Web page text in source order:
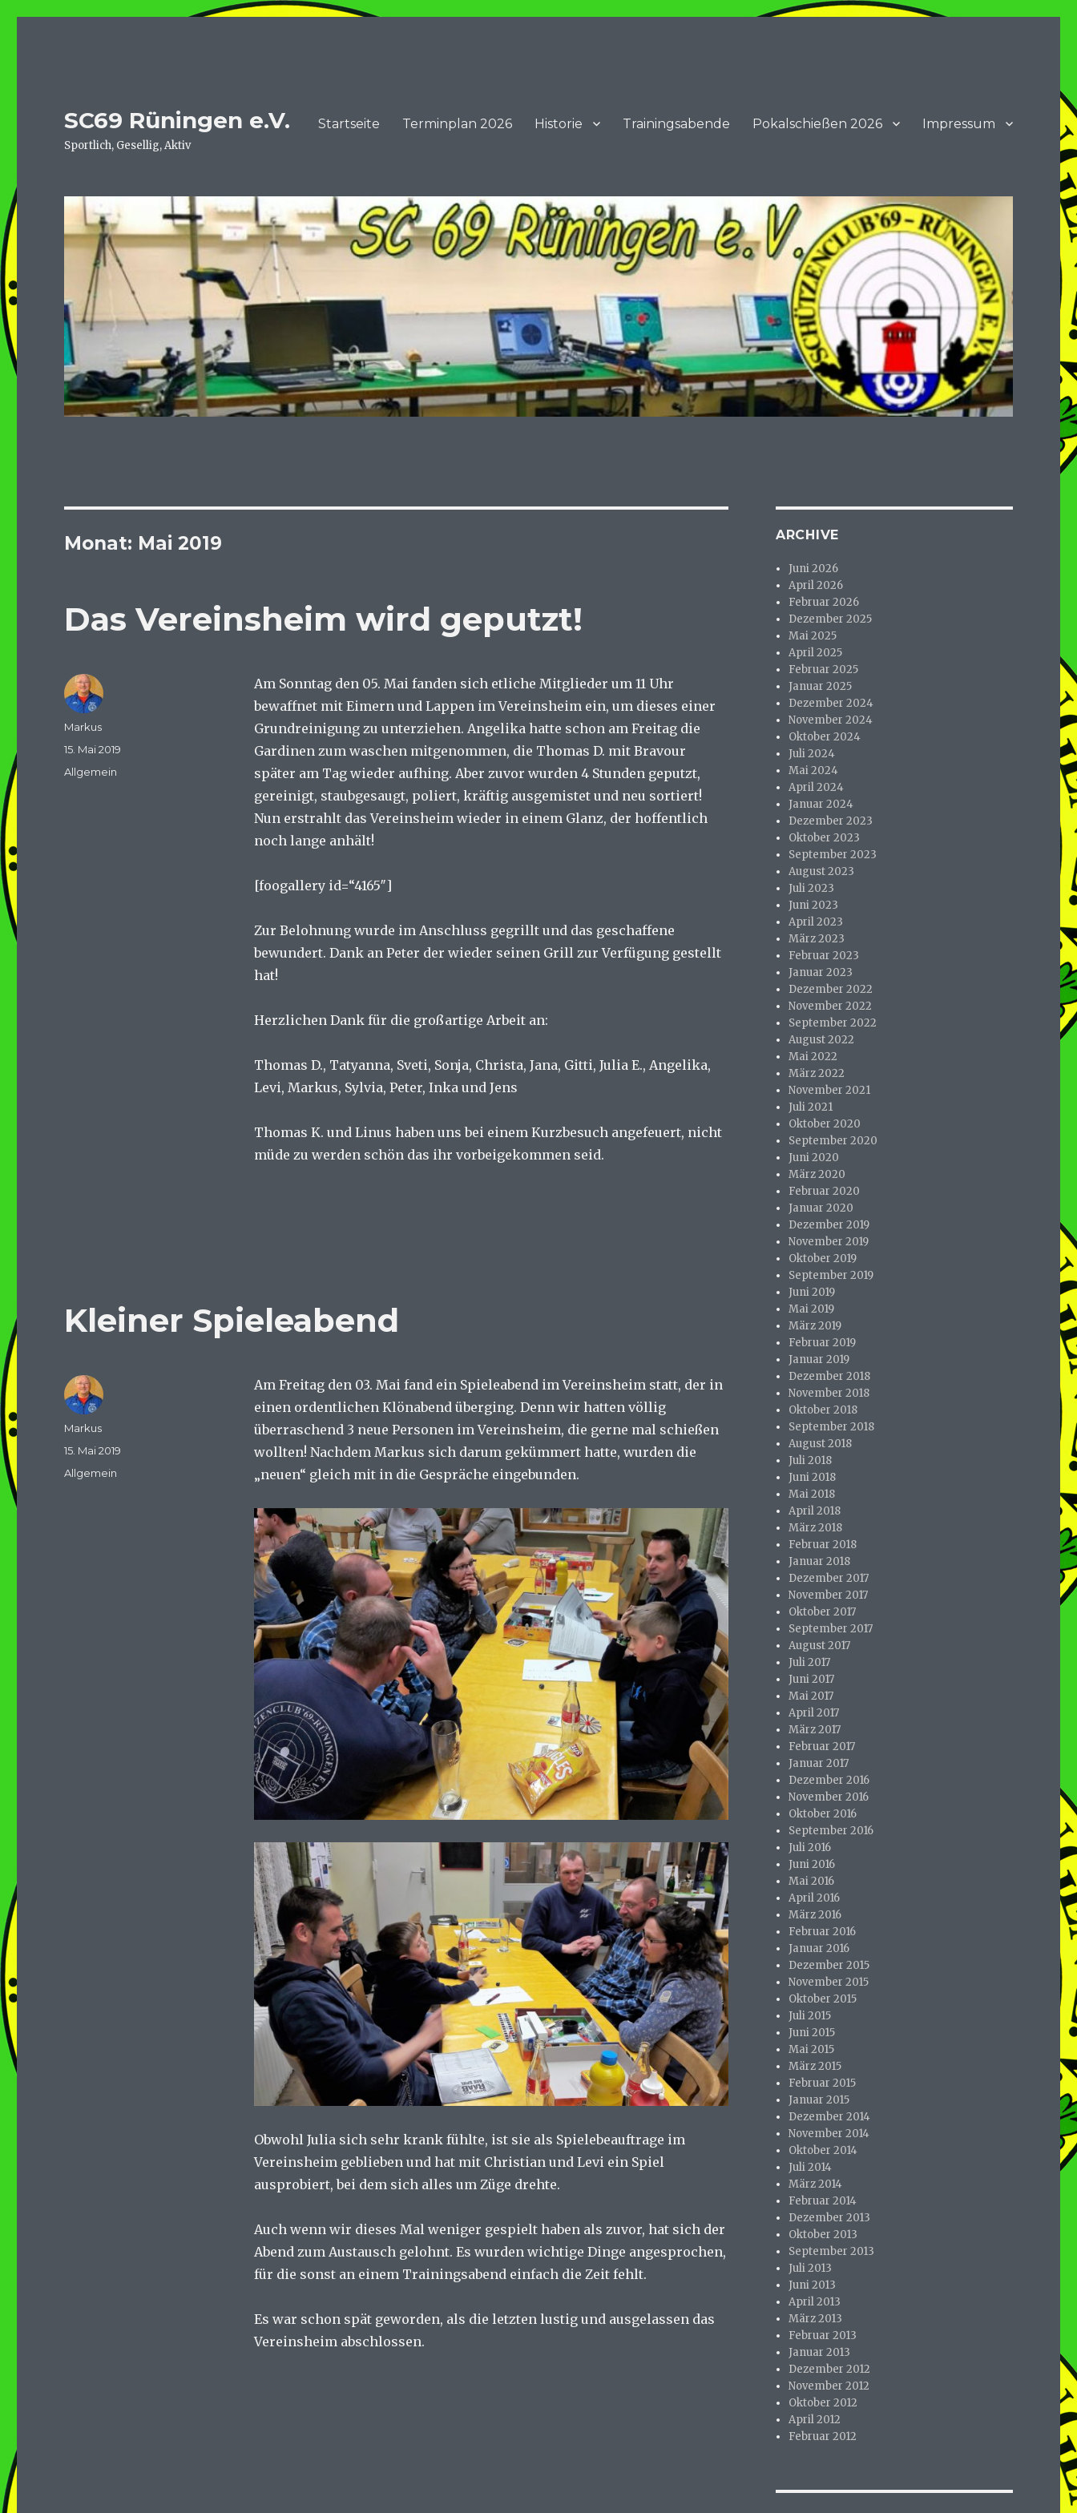
SC69 Rüningen e.V.
Sportlich, Gesellig, Aktiv
Startseite Terminplan 2026 Historie Trainingsabende Pokalschießen 2026 Impressum
Monat: Mai 2019
Das Vereinsheim wird geputzt!
Am Sonntag den 05. Mai fanden sich etliche Mitglieder um 11 Uhr
bewaffnet mit Eimern und Lappen im Vereinsheim ein, um dieses einer
Grundreinigung zu unterziehen. Angelika hatte schon am Freitag die
Gardinen zum waschen mitgenommen, die Thomas D. mit Bravour
später am Tag wieder aufhing. Aber zuvor wurden 4 Stunden geputzt,
gereinigt, staubgesaugt, poliert, kräftig ausgemistet und neu sortiert!
Nun erstrahlt das Vereinsheim wieder in einem Glanz, der hoffentlich
noch lange anhält!
[foogallery id=“4165″]
Zur Belohnung wurde im Anschluss gegrillt und das geschaffene
bewundert. Dank an Peter der wieder seinen Grill zur Verfügung gestellt
hat!
Herzlichen Dank für die großartige Arbeit an:
Thomas D., Tatyanna, Sveti, Sonja, Christa, Jana, Gitti, Julia E., Angelika,
Levi, Markus, Sylvia, Peter, Inka und Jens
Thomas K. und Linus haben uns bei einem Kurzbesuch angefeuert, nicht
müde zu werden schön das ihr vorbeigekommen seid.
Autor
Markus
Veröffentlicht
am
15. Mai 2019
Kategorien
Allgemein
Kleiner Spieleabend
Am Freitag den 03. Mai fand ein Spieleabend im Vereinsheim statt, der in
einen ordentlichen Klönabend überging. Denn wir hatten völlig
überraschend 3 neue Personen im Vereinsheim, die gerne mal schießen
wollten! Nachdem Markus sich darum gekümmert hatte, wurden die
„neuen“ gleich mit in die Gespräche eingebunden.
Obwohl Julia sich sehr krank fühlte, ist sie als Spielebeauftrage im
Vereinsheim geblieben und hat mit Christian und Levi ein Spiel
ausprobiert, bei dem sich alles um Züge drehte.
Auch wenn wir dieses Mal weniger gespielt haben als zuvor, hat sich der
Abend zum Austausch gelohnt. Es wurden wichtige Dinge angesprochen,
für die sonst an einem Trainingsabend einfach die Zeit fehlt.
Es war schon spät geworden, als die letzten lustig und ausgelassen das
Vereinsheim abschlossen.
Autor
Markus
Veröffentlicht
am
15. Mai 2019
Kategorien
Allgemein
ARCHIVE
Juni 2026
April 2026
Februar 2026
Dezember 2025
Mai 2025
April 2025
Februar 2025
Januar 2025
Dezember 2024
November 2024
Oktober 2024
Juli 2024
Mai 2024
April 2024
Januar 2024
Dezember 2023
Oktober 2023
September 2023
August 2023
Juli 2023
Juni 2023
April 2023
März 2023
Februar 2023
Januar 2023
Dezember 2022
November 2022
September 2022
August 2022
Mai 2022
März 2022
November 2021
Juli 2021
Oktober 2020
September 2020
Juni 2020
März 2020
Februar 2020
Januar 2020
Dezember 2019
November 2019
Oktober 2019
September 2019
Juni 2019
Mai 2019
März 2019
Februar 2019
Januar 2019
Dezember 2018
November 2018
Oktober 2018
September 2018
August 2018
Juli 2018
Juni 2018
Mai 2018
April 2018
März 2018
Februar 2018
Januar 2018
Dezember 2017
November 2017
Oktober 2017
September 2017
August 2017
Juli 2017
Juni 2017
Mai 2017
April 2017
März 2017
Februar 2017
Januar 2017
Dezember 2016
November 2016
Oktober 2016
September 2016
Juli 2016
Juni 2016
Mai 2016
April 2016
März 2016
Februar 2016
Januar 2016
Dezember 2015
November 2015
Oktober 2015
Juli 2015
Juni 2015
Mai 2015
März 2015
Februar 2015
Januar 2015
Dezember 2014
November 2014
Oktober 2014
Juli 2014
März 2014
Februar 2014
Dezember 2013
Oktober 2013
September 2013
Juli 2013
Juni 2013
April 2013
März 2013
Februar 2013
Januar 2013
Dezember 2012
November 2012
Oktober 2012
April 2012
Februar 2012